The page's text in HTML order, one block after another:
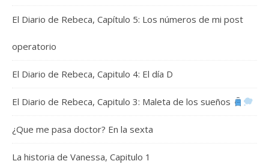
El Diario de Rebeca, Capítulo 5: Los números de mi post
operatorio
El Diario de Rebeca, Capitulo 4: El día D
El Diario de Rebeca, Capitulo 3: Maleta de los sueños
¿Que me pasa doctor? En la sexta
La historia de Vanessa, Capitulo 1